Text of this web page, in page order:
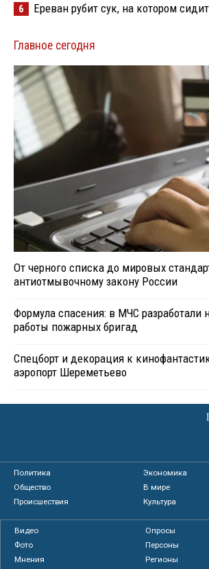
6 Ереван рубит сук, на котором сидит
Главное сегодня
От черного списка до мировых
антиотмывочному закону России
Формула спасения: в МЧС разработали
работы пожарных бригад
Спецборт и декорация к
аэропорт Шереметьево
Политика
Экономика
Общество
В мире
Происшествия
Культура
Видео
Опросы
Фото
Персоны
Мнения
Регионы